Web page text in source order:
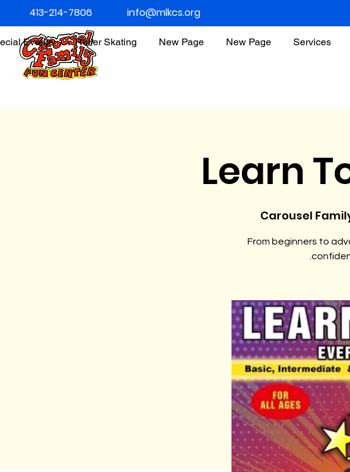
Events Roller Skating New Page New Page Services
413-214-7806 info@mlkcs.org
Learn
Carousel
From beginners to